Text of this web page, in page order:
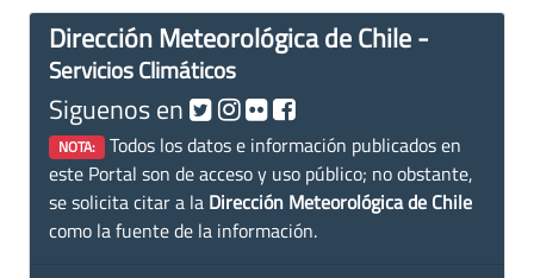
Dirección Meteorológica de Chile -
Servicios Climáticos
Siguenos en
NOTA: Todos los datos e información publicados en
este Portal son de acceso y uso público; no obstante,
se solicita citar a la Dirección Meteorológica de Chile
como la fuente de la información.